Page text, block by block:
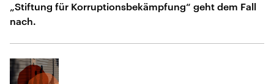
„Stiftung für Korruptionsbekämpfung“ geht dem Fall
nach.